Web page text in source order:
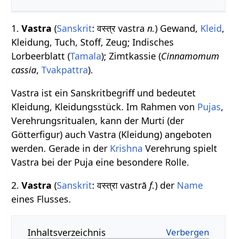
1.Vastra (Sanskrit: वस्त्र vastran.) Gewand, Kleid,
Kleidung, Tuch, Stoff, Zeug; Indisches
Lorbeerblatt (Tamala); Zimtkassie (Cinnamomum
cassia,Tvakpattra).
Vastra ist ein Sanskritbegriff und bedeutet
Kleidung, Kleidungsstück. Im Rahmen von Pujas,
Verehrungsritualen, kann der Murti (der
Götterfigur) auch Vastra (Kleidung) angeboten
werden. Gerade in der Krishna Verehrung spielt
Vastra bei der Puja eine besondere Rolle.
2.Vastra (Sanskrit: वस्त्रा vastrāf.) der Name
eines Flusses.
Inhaltsverzeichnis